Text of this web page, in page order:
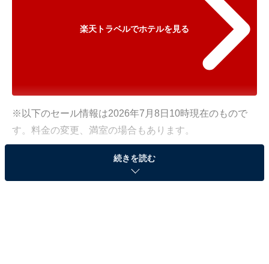
楽天トラベルでホテルを見る
※以下のセール情報は2026年7月8日10時現在のもので
す。料金の変更、満室の場合もあります。
※本記事で紹介している商品の購入やサービスの利用により、売上の一部が
オールアバウトに還元されることがあります。
続きを読む